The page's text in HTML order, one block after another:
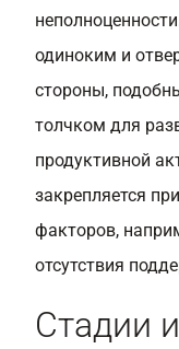
одиноким и
стороны,
толчком для
продуктивной
закрепляется
факторов,
отсутствия
Стадии